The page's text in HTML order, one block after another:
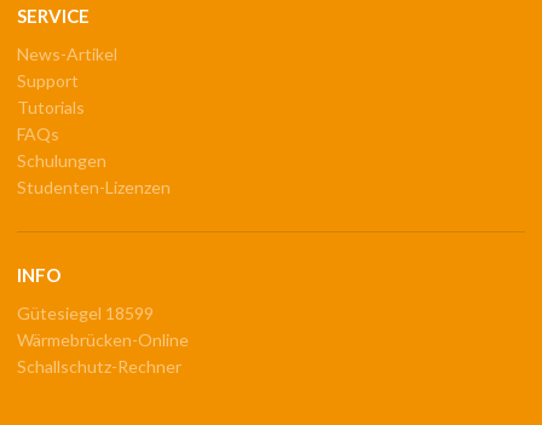
SERVICE
News-Artikel
Support
Tutorials
FAQs
Schulungen
Studenten-Lizenzen
INFO
Gütesiegel 18599
Wärmebrücken-Online
Schallschutz-Rechner